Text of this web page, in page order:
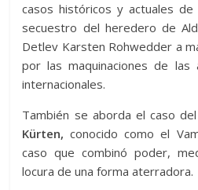
casos históricos y actuales
secuestro del heredero de
Detlev Karsten Rohwedder a
por las maquinaciones de las
internacionales.
También se aborda el caso
Kürten, conocido como el
caso que combinó poder,
locura de una forma aterradora.